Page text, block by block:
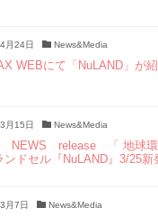
月24日 News&Media
WEBにて「NuLAND」が
月15日 News&Media
NEWS release 「 地球環
ンドセル『NuLAND』3/25新
月7日 News&Media